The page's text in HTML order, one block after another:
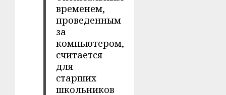
временем,
проведенным
за
компьютером,
считается
для
старших
школьников